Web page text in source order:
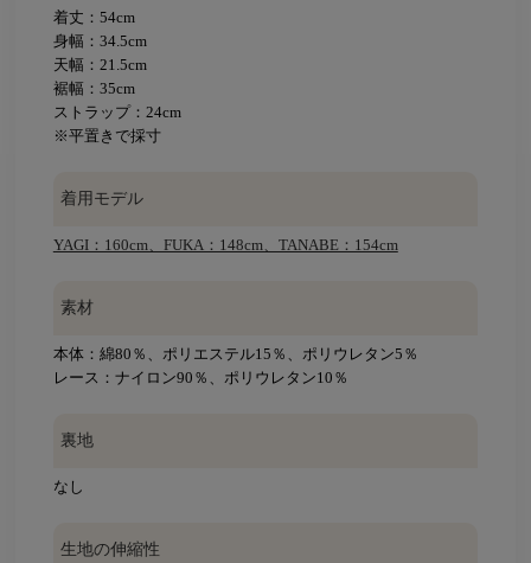
着丈：54cm
身幅：34.5cm
天幅：21.5cm
裾幅：35cm
ストラップ：24cm
※平置きで採寸
着用モデル
YAGI：160cm、FUKA：148cm、TANABE：154cm
素材
本体：綿80％、ポリエステル15％、ポリウレタン5％
レース：ナイロン90％、ポリウレタン10％
裏地
なし
生地の伸縮性